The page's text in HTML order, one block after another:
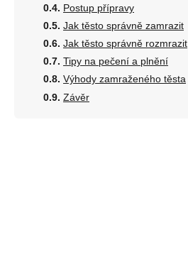
Postup přípravy
Jak těsto správně zamrazit
Jak těsto správně rozmrazit
Tipy na pečení a plnění
Výhody zamraženého těsta
Závěr